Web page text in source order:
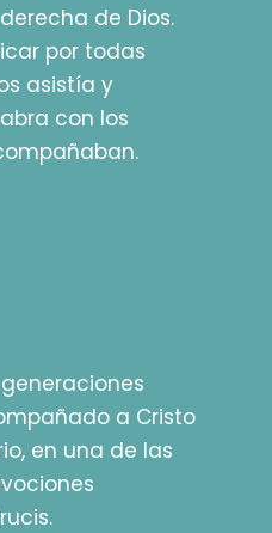
de Dios.
por todas
asistía y
con los
a Cristo
en una de las